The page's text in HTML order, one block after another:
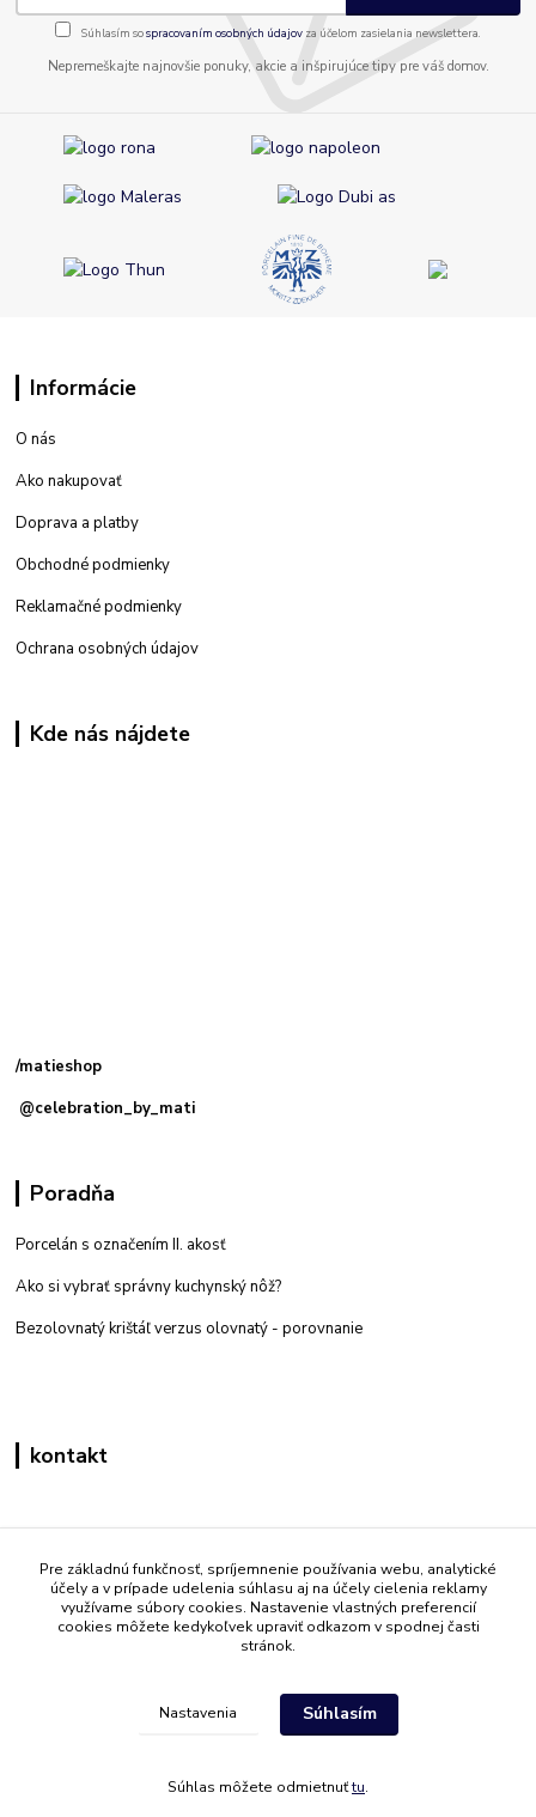
Súhlasím sospracovaním osobných údajov za účelom zasielania newslettera.
Nepremeškajte najnovšie ponuky, akcie a inšpirujúce tipy pre váš domov.
Informácie
O nás
Ako nakupovať
Doprava a platby
Obchodné podmienky
Reklamačné podmienky
Ochrana osobných údajov
Kde nás nájdete
/matieshop
@celebration_by_mati
Poradňa
Porcelán s označením II. akosť
Ako si vybrať správny kuchynský nôž?
Bezolovnatý krištáľ verzus olovnatý - porovnanie
kontakt
+421 908 861 051
(Po - Pia 7:30-15:30)
info@mati.sk
Pre základnú funkčnosť, spríjemnenie používania webu, analytické
účely a v prípade udelenia súhlasu aj na účely cielenia reklamy
využívame súbory cookies. Nastavenie vlastných preferencií
cookies môžete kedykoľvek upraviť odkazom v spodnej časti
stránok.
Nastavenia Súhlasím
Súhlas môžete odmietnuťtu.